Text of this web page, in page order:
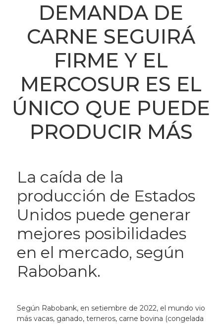
DEMANDA DE
CARNE SEGUIRÁ
FIRME Y EL
MERCOSUR ES EL
ÚNICO QUE PUEDE
PRODUCIR MÁS
La caída de la
producción de Estados
Unidos puede generar
mejores posibilidades
en el mercado, según
Rabobank.
Según Rabobank, en setiembre de 2022, el mundo vio
más vacas, ganado, terneros, carne bovina (congelada